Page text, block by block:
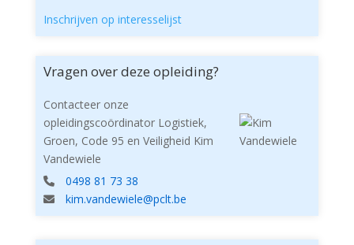
Inschrijven op interesselijst
Vragen over deze opleiding?
Contacteer onze
opleidingscoördinator Logistiek,
Groen, Code 95 en Veiligheid Kim
Vandewiele
0498 81 73 38
kim.vandewiele@pclt.be